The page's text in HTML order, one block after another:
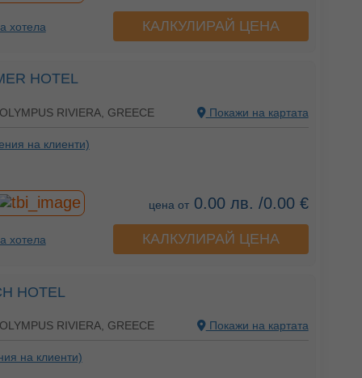
хотела КАЛКУЛИРАЙ ЦЕНА
HOTEL
RIVIERA, GREECE Покажи на картата
на клиенти)
цена от0.00 лв. /0.00 €
хотела КАЛКУЛИРАЙ ЦЕНА
HOTEL
RIVIERA, GREECE Покажи на картата
на клиенти)